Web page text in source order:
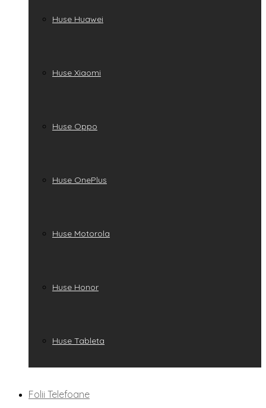
Huse Huawei
Huse Xiaomi
Huse Oppo
Huse OnePlus
Huse Motorola
Huse Honor
Huse Tableta
Folii Telefoane